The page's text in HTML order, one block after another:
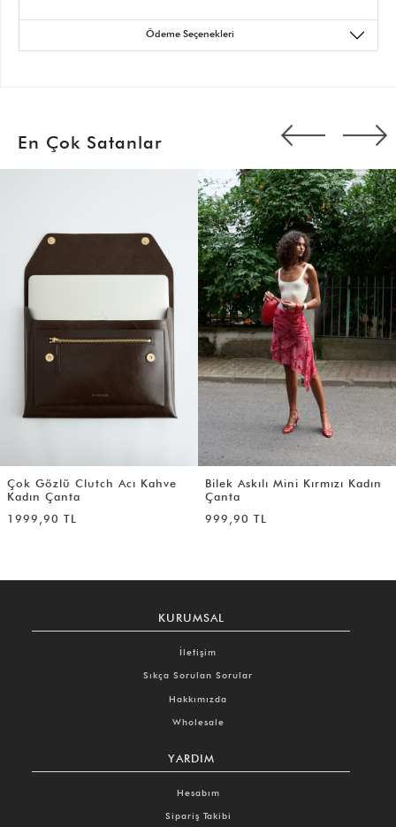
Ödeme Seçenekleri
En Çok Satanlar
Çok Gözlü Clutch Acı Kahve
Kadın Çanta
1999,90 TL
Bilek Askılı Mini Kırmızı Kadın
Çanta
999,90 TL
KURUMSAL
İletişim
Sıkça Sorulan Sorular
Hakkımızda
Wholesale
YARDIM
Hesabım
Sipariş Takibi